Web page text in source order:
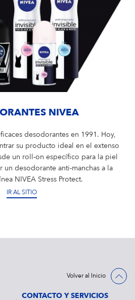
NIVEA
desodorantes en 1991. Hoy,
su producto ideal en el extenso
un roll-on específico para la piel
un desodorante anti-manchas a la
NIVEA Stress Protect.
IR AL SITIO
Volver al Inicio
CONTACTO Y SERVICIOS